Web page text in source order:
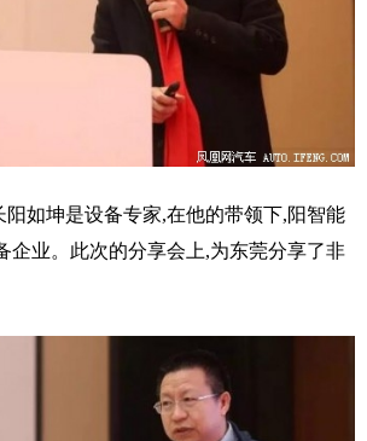
阳如坤是设备专家,在他的带领下,阳智能
企业。此次的分享会上,为东莞分享了非